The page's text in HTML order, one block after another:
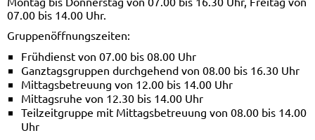
07.00 bis 14.00 Uhr.
Gruppenöffnungszeiten:
Frühdienst von 07.00 bis 08.00 Uhr
Ganztagsgruppen durchgehend von 08.00 bis 16.30 Uhr
Mittagsbetreuung von 12.00 bis 14.00 Uhr
Mittagsruhe von 12.30 bis 14.00 Uhr
Teilzeitgruppe mit Mittagsbetreuung von 08.00 bis 14.00
Uhr